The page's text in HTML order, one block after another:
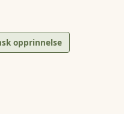
opprinnelse